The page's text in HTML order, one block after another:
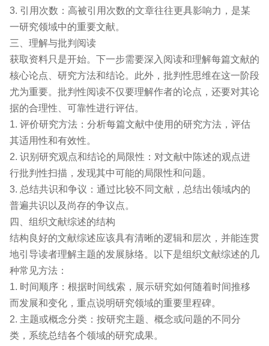
3. 引用次数：高被引用次数的文章往往更具影响力，是某
一研究领域中的重要文献。
三、理解与批判阅读
获取资料只是开始。下一步需要深入阅读和理解每篇文献的
核心论点、研究方法和结论。此外，批判性思维在这一阶段
尤为重要。批判性阅读不仅要理解作者的论点，还要对其论
据的合理性、可靠性进行评估。
1. 评价研究方法：分析每篇文献中使用的研究方法，评估
其适用性和有效性。
2. 识别研究观点和结论的局限性：对文献中陈述的观点进
行批判性扫描，发现其中可能的局限性和问题。
3. 总结共识和争议：通过比较不同文献，总结出领域内的
普遍共识以及尚存的争议点。
四、组织文献综述的结构
结构良好的文献综述应该具有清晰的逻辑和层次，并能连贯
地引导读者理解主题的发展脉络。以下是组织文献综述的几
种常见方法：
1. 时间顺序：根据时间线索，展示研究如何随着时间推移
而发展和变化，重点说明研究领域的重要里程碑。
2. 主题或概念分类：按研究主题、概念或问题的不同分
类，系统总结各个领域的研究成果。